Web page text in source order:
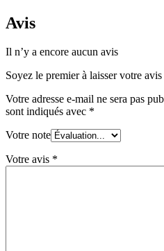
Avis
Il n’y a encore aucun avis
Soyez le premier à laisser votre
Votre adresse e-mail ne sera pas
sont indiqués avec *
Votre note
Votre avis *